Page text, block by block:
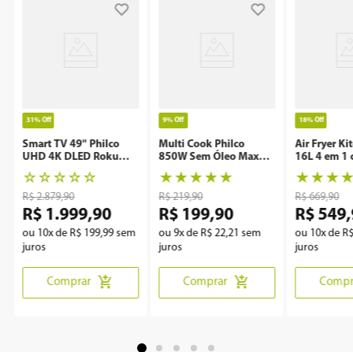
31% Off
Smart TV 49" Philco
UHD 4K DLED Roku
P49CRA
☆☆☆☆☆
R$ 2.879,90
R$ 1.999,90
ou 10x de R$ 199,99sem
juros
Comprar
9% Off
Multi Cook Philco
850W Sem Óleo Maxx
Clean
★★★★★
R$ 219,90
R$ 199,90
ou9x de R$ 22,21 sem
juros
Comprar
18% Off
Air Fryer
16L 4 em 1
Rotisserie
★★★
R$ 669,90
R$ 549,
ou 10x de
juros